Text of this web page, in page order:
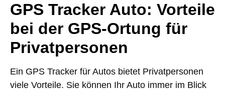
GPS Tracker Auto: Vorteile
bei der GPS-Ortung für
Privatpersonen
Ein GPS Tracker für Autos bietet Privatpersonen
viele Vorteile. Sie können Ihr Auto immer im Blick